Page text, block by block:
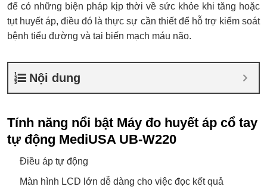
để có những biện pháp kịp thời về sức khỏe khi tăng hoặc
tụt huyết áp, điều đó là thực sự cần thiết để hỗ trợ kiểm soát
bệnh tiểu đường và tai biến mạch máu não.
Nội dung
Tính năng nổi bật Máy đo huyết áp cổ tay
tự động MediUSA UB-W220
Điều áp tự động
Màn hình LCD lớn dễ dàng cho việc đọc kết quả